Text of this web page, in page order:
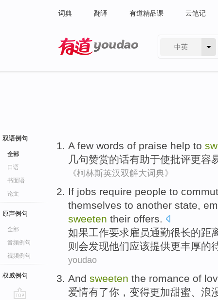
词典 翻译 有道精品课 云笔记
中英
双语例句
全部
口语
书面语
论文
原声例句
全部
音频例句
视频例句
权威例句
A few words of praise help to
几句赞赏的话有助于使批评更容
《柯林斯英汉双解大词典》
If jobs require people to
themselves to another state,
sweeten their offers.
如果工作要求雇员通勤很长的距
则 会发现他们应该提供更丰厚的
youdao
And sweeten the romance of
爱情有了你，变得更加甜蜜 浪